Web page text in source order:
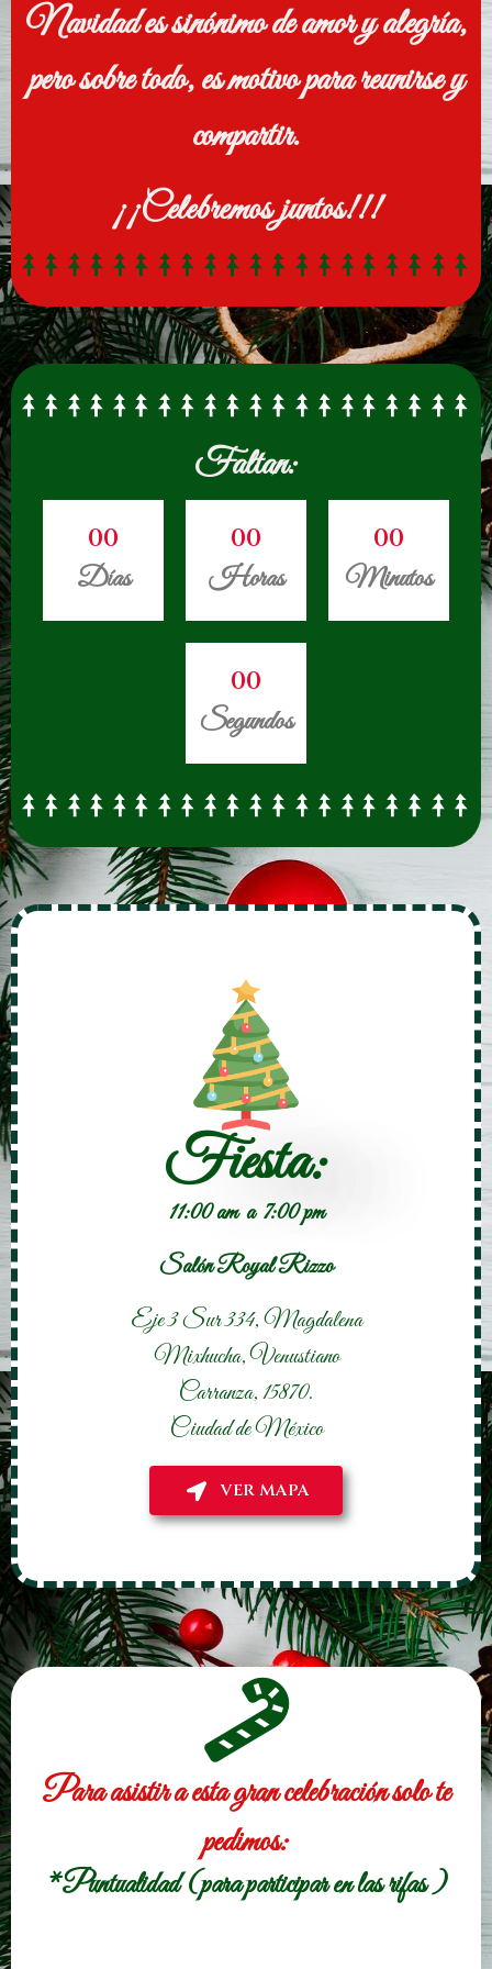
Navidad es sinónimo de amor y alegría,
pero sobre todo, es motivo para reunirse y
compartir.
¡¡Celebremos juntos!!!
Faltan:
00
Días
00
Horas
00
Minutos
00
Segundos
Fiesta:
11:00 am a 7:00 pm
Salón Royal Rizzo
Eje 3 Sur 334, Magdalena
Mixhucha, Venustiano
Carranza, 15870.
Ciudad de México
VER MAPA
Para asistir a esta gran celebración solo te
pedimos:
*Puntualidad (para participar en las rifas )